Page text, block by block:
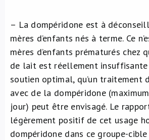
– La dompéridone est à
mères d’enfants nés à terme. Ce
mères d’enfants prématurés chez
de lait est réellement insuffisante
soutien optimal, qu’un traitement
avec de la dompéridone
jour) peut être envisagé. Le
légèrement positif de cet usage
dompéridone dans ce groupe-